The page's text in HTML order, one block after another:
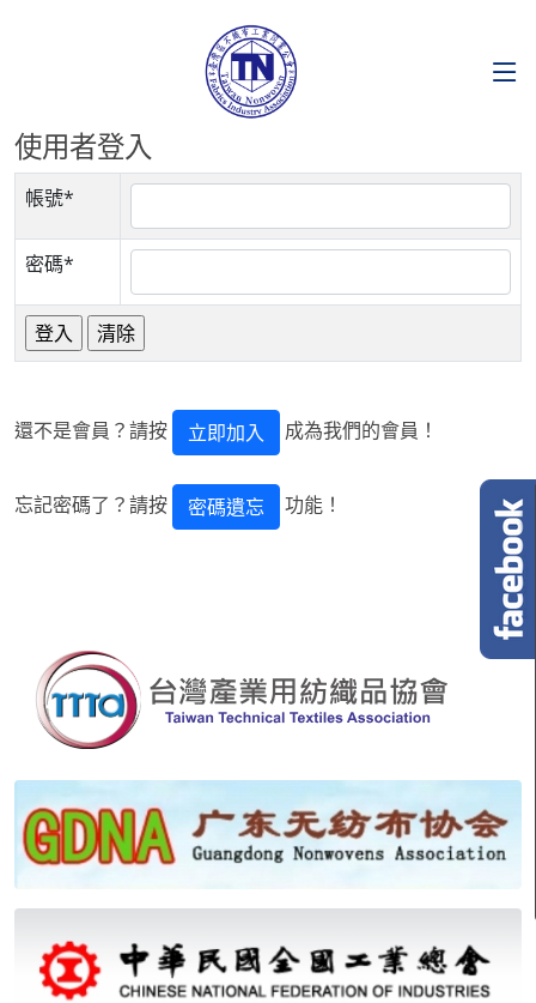
使用者登入
帳號*
密碼*
還不是會員？請按 立即加入 成為我們的會員！
忘記密碼了？請按 密碼遺忘 功能！